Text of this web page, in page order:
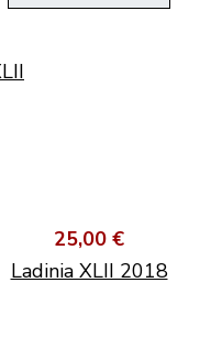
25,00 €
Ladinia XLII 2018